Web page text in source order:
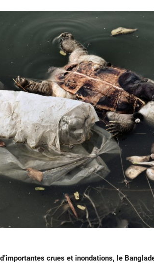
crues et inondations, le